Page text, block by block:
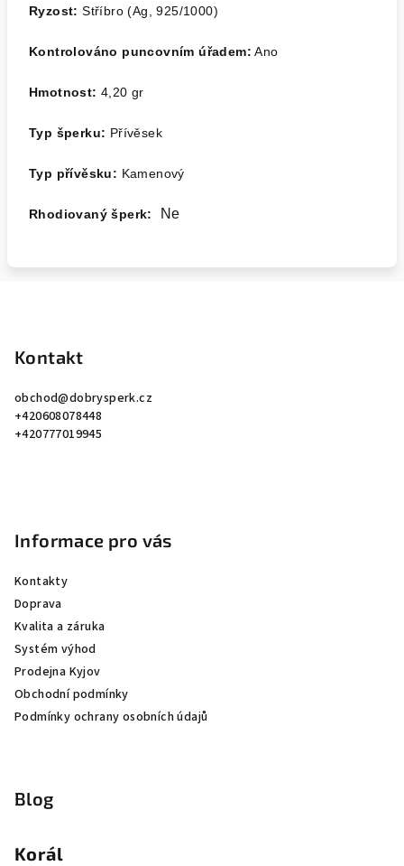
Ryzost:Stříbro (Ag, 925/1000)
Kontrolováno puncovním úřadem: Ano
Hmotnost: 4,20gr
Typ šperku: Přívěsek
Typ přívěsku: Kamenový
Rhodiovaný šperk: Ne
Kontakt
obchod@dobrysperk.cz
+420608078448
+420777019945
Informace pro vás
Kontakty
Doprava
Kvalita a záruka
Systém výhod
Prodejna Kyjov
Obchodní podmínky
Podmínky ochrany osobních údajů
Blog
Korál